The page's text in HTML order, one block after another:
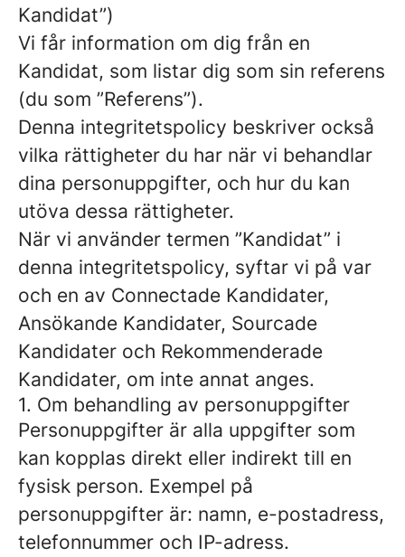
Kandidat”)
Vi får information om dig från en
Kandidat, som listar dig som sin referens
(du som ”Referens”).
Denna integritetspolicy beskriver också
vilka rättigheter du har när vi behandlar
dina personuppgifter, och hur du kan
utöva dessa rättigheter.
När vi använder termen ”Kandidat” i
denna integritetspolicy, syftar vi på var
och en av Connectade Kandidater,
Ansökande Kandidater, Sourcade
Kandidater och Rekommenderade
Kandidater, om inte annat anges.
1. Om behandling av personuppgifter
Personuppgifter är alla uppgifter som
kan kopplas direkt eller indirekt till en
fysisk person. Exempel på
personuppgifter är: namn, e-postadress,
telefonnummer och IP-adress.